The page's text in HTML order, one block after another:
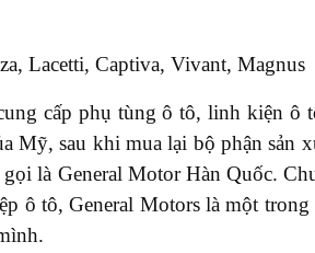
Lacetti, Captiva, Vivant, Magnus
cấp phụ tùng ô tô, linh kiện ô
Mỹ, sau khi mua lại bộ phận sản
là General Motor Hàn Quốc.
ô tô, General Motors là một